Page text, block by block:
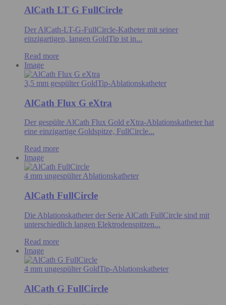
AlCath LT G FullCircle
Der AlCath-LT-G-FullCircle-Katheter mit seiner
einzigartigen, langen GoldTip ist in...
Read more
Image
3,5 mm gespülter GoldTip-Ablationskatheter
AlCath Flux G eXtra
Der gespülte AlCath Flux Gold eXtra-Ablationskatheter hat
eine einzigartige Goldspitze, FullCircle...
Read more
Image
4 mm ungespülter Ablationskatheter
AlCath FullCircle
Die Ablationskatheter der Serie AlCath FullCircle sind mit
unterschiedlich langen Elektrodenspitzen...
Read more
Image
4 mm ungespülter GoldTip-Ablationskatheter
AlCath G FullCircle